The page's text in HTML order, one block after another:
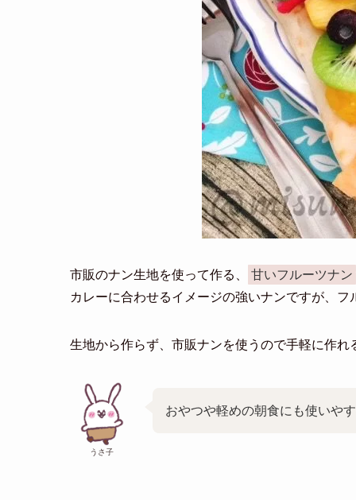
市販のナン生地を使って作る、 甘いフルーツナン
カレーに合わせるイメージの強いナンですが、フ
生地から作らず、市販ナンを使うので手軽に作れ
うさ子
おやつや軽めの朝食にも使いやす